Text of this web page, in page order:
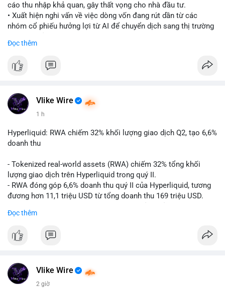
cáo thu nhập khả quan, gây thất vọng cho nhà đầu tư.
• Xuất hiện nghi vấn về việc dòng vốn đang rút dần từ các
nhóm cổ phiếu hưởng lợi từ AI để chuyển dịch sang thị trường
• Diễn biến này có thể là tín hiệu cho thấy sự luân chuyển dòng
$btc $eth
📰 Nguồn: CoinDesk
Đọc thêm
Vlike Wire
1 h
Hyperliquid: RWA chiếm 32% khối lượng giao dịch Q2, tạo 6,6%
doanh thu
- Tokenized real-world assets (RWA) chiếm 32% tổng khối
lượng giao dịch trên Hyperliquid trong quý II.
- RWA đóng góp 6,6% doanh thu quý II của Hyperliquid, tương
đương hơn 11,1 triệu USD từ tổng doanh thu 169 triệu USD.
sản hóa thực tế trên sàn giao dịch phi tập trung.
#binancesquare
#vlikevn #titanbot
Đọc thêm
Vlike Wire
2 giờ